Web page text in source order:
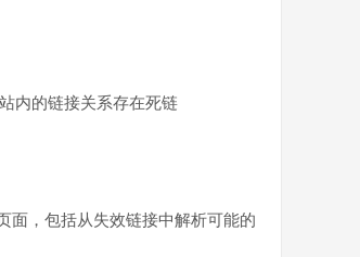
内的链接关系存在死链
面，包括从失效链接中解析可能的